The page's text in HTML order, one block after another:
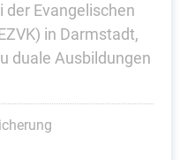
der Evangelischen
in Darmstadt,
duale Ausbildungen